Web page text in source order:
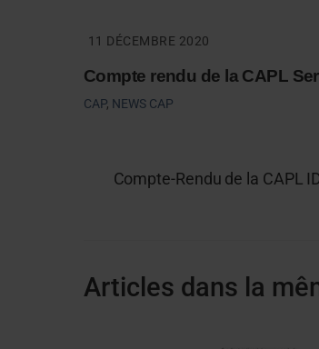
11 DÉCEMBRE 2020
Compte rendu de la CAPL
CAP, NEWS CAP
Compte-Rendu de la CAPL
Articles dans la